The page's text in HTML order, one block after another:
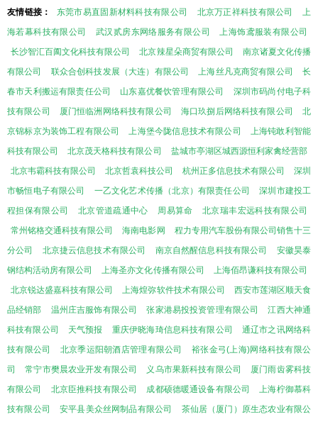
友情链接： 东莞市易直固新材料科技有限公司 北京万正祥科技有限公司
上
海若幕科技有限公司
武汉贰房东网络服务有限公司
上海饰鸢服装有限公司
长沙智汇百阖文化科技有限公司
北京辣星朵商贸有限公司
南京诸夏文化传播
有限公司
联众合创科技发展（大连）有限公司 上海丝凡克商贸有限公司
长
春市天利搬运有限责任公司
山东嘉优餐饮管理有限公司
深圳市码尚付电子科
技有限公司
厦门恒临洲网络科技有限公司 海口玖捌后网络科技有限公司
北
京锦标京为装饰工程有限公司
上海堡今陇信息技术有限公司
上海钝敢利智能
科技有限公司
北京茂天格科技有限公司
盐城市亭湖区城西源恒利家禽经营部
北京韦霸科技有限公司
北京哲袁科技公司 杭州正多信息技术有限公司
深圳
市畅恒电子有限公司
一乙文化艺术传播（北京）有限责任公司
深圳市建投工
程担保有限公司
北京管道疏通中心 周易算命
北京瑞丰宏远科技有限公司
常州铭格交通科技有限公司
海南电影网
程力专用汽车股份有限公司销售十三
分公司
北京捷云信息技术有限公司 南京自然醒信息科技有限公司
安徽昊泰
钢结构活动房有限公司
上海圣亦文化传播有限公司
上海佰昂谦科技有限公司
北京锐达盛嘉科技有限公司
上海煌弥软件技术有限公司
西安市莲湖区顺天食
品经销部
温州庄吉服饰有限公司 张家港易投投资管理有限公司
江西大神通
科技有限公司
天气预报 重庆伊晓海琦信息科技有限公司
通辽市之讯网络科
技有限公司
北京季运阳朝酒店管理有限公司
裕张金弓(上海)网络科技有限公
司
常宁市樊晨农业开发有限公司 义乌市果新科技有限公司
厦门雨齿雾科技
有限公司
北京臣推科技有限公司 成都硕德暖通设备有限公司
上海柠御慕科
技有限公司
安平县美众丝网制品有限公司 茶仙居（厦门）原生态农业有限公